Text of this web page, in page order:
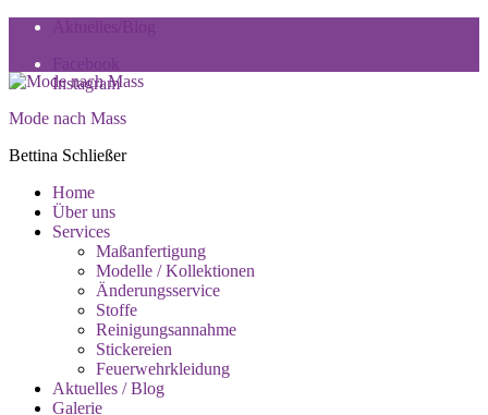
Skip
navigation
Skip
content
Instagram
Mode nach Mass
Bettina Schließer
Toggle
Primary
menu
Home
Über uns
Services
Maßanfertigung
Modelle / Kollektionen
Änderungsservice
Stoffe
Reinigungsannahme
Stickereien
Feuerwehrkleidung
Aktuelles / Blog
Galerie